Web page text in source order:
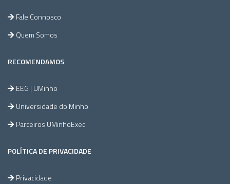
Fale Connosco
Quem Somos
RECOMENDAMOS
EEG | UMinho
Universidade do Minho
Parceiros UMinhoExec
POLÍTICA DE PRIVACIDADE
Privacidade